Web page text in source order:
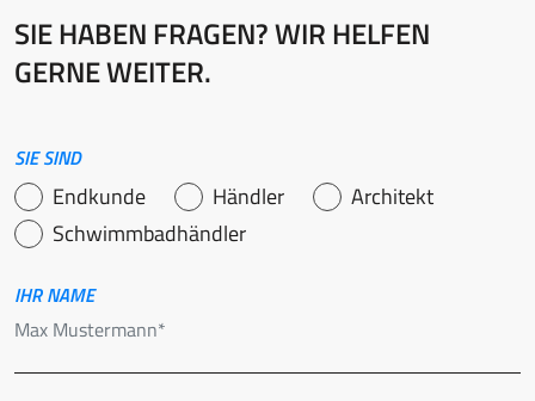
SIE HABEN FRAGEN? WIR HELFEN
GERNE WEITER.
SIE SIND
Endkunde Händler
Architekt
Schwimmbadhändler
IHR NAME